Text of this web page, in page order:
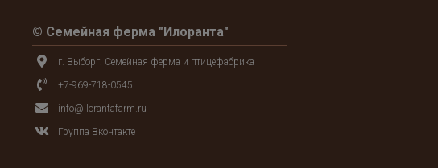
© Семейная ферма "Илоранта"
г. Выборг. Семейная ферма и птицефабрика
+7-969-718-0545
info@ilorantafarm.ru
Группа Вконтакте